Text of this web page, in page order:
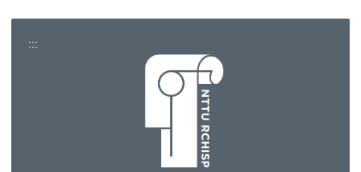
:::